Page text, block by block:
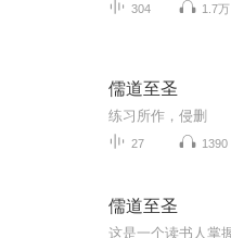
304 1.7万
儒道至圣
练习所作，侵删
27 1390
儒道至圣